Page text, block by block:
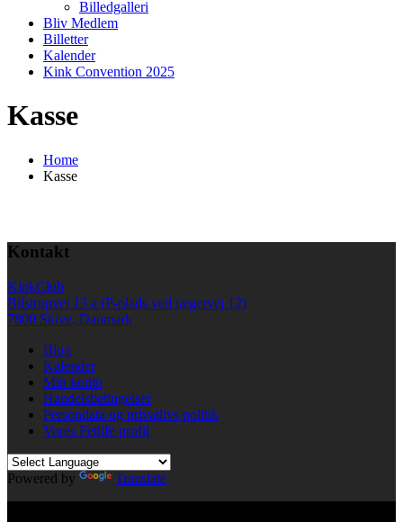
Billedgalleri
Bliv Medlem
Billetter
Kalender
Kink Convention 2025
Kasse
Home
Kasse
Kontakt
KinkClub
Bilstrupvej 13 a (P-plads ved jægervej 12)
7800 Skive, Danmark
Blog
Kalender
Min konto
Handelsbetingelser
Persondata og privatlivs politik
Vores Fetlife profil
Powered by
Translate